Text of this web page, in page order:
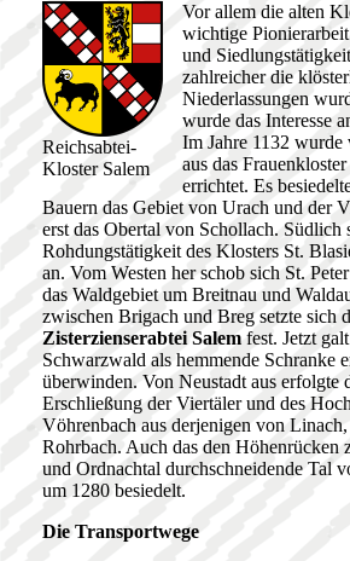
Reichsabtei-
Kloster Salem
Vor allem die alten
wichtige
und
zahlreicher die
Niederlassungen
wurde das Interesse
Im Jahre 1132 wurde
aus das
errichtet. Es
Bauern das Gebiet von Urach und der
erst das Obertal von Schollach. Südlich
Rohdungstätigkeit des Klosters St.
an. Vom Westen her schob sich St.
das Waldgebiet um Breitnau und
zwischen Brigach und Breg setzte sich
Zisterzienserabtei Salem fest. Jetzt
Schwarzwald als hemmende Schranke
überwinden. Von Neustadt aus erfolgte
Erschließung der Viertäler und des
Vöhrenbach aus derjenigen von
Rohrbach. Auch das den Höhenrücken
und Ordnachtal durchschneidende Tal
um 1280 besiedelt.
Die Transportwege